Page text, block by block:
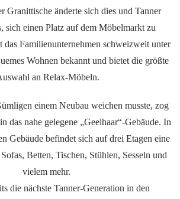
Granittische änderte sich dies und Tanner
sich einen Platz auf dem Möbelmarkt zu
das Familienunternehmen schweizweit unter
Wohnen bekannt und bietet die größte
an Relax-Möbeln.
einem Neubau weichen musste, zog
das nahe gelegene „Geelhaar“-Gebäude. In
Gebäude befindet sich auf drei Etagen eine
Betten, Tischen, Stühlen, Sesseln und
vielem mehr.
die nächste Tanner-Generation in den